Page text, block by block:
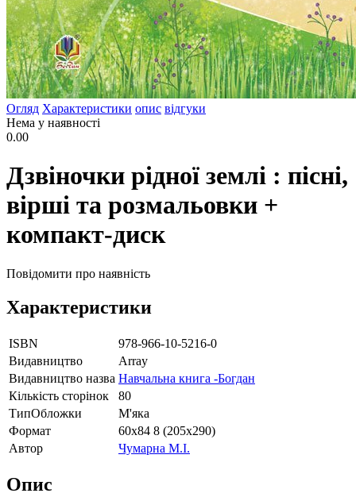
Огляд Характеристики опис відгуки
Нема у наявності
0.00
Дзвіночки рідної землі : пісні,
вірші та розмальовки +
компакт-диск
Повідомити про наявність
Характеристики
ISBN
978-966-10-5216-0
Видавництво
Array
Видавництво назва Навчальна книга -Богдан
Кількість сторінок
80
ТипОбложки
М'яка
Формат
60х84 8 (205х290)
Автор
Чумарна М.І.
Опис